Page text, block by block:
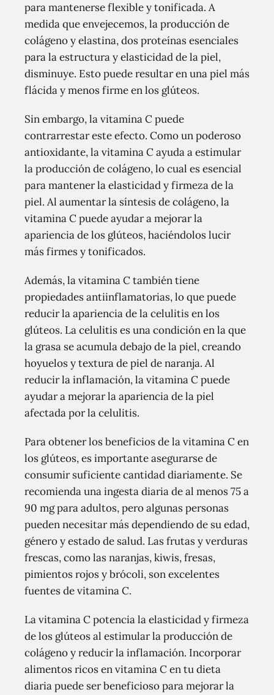
para mantenerse flexible y tonificada. A
medida que envejecemos, la producción de
colágeno y elastina, dos proteínas esenciales
para la estructura y elasticidad de la piel,
disminuye. Esto puede resultar en una piel más
flácida y menos firme en los glúteos.
Sin embargo, la vitamina C puede
contrarrestar este efecto. Como un poderoso
antioxidante, la vitamina C ayuda a estimular
la producción de colágeno, lo cual es esencial
para mantener la elasticidad y firmeza de la
piel. Al aumentar la síntesis de colágeno, la
vitamina C puede ayudar a mejorar la
apariencia de los glúteos, haciéndolos lucir
más firmes y tonificados.
Además, la vitamina C también tiene
propiedades antiinflamatorias, lo que puede
reducir la apariencia de la celulitis en los
glúteos. La celulitis es una condición en la que
la grasa se acumula debajo de la piel, creando
hoyuelos y textura de piel de naranja. Al
reducir la inflamación, la vitamina C puede
ayudar a mejorar la apariencia de la piel
afectada por la celulitis.
Para obtener los beneficios de la vitamina C en
los glúteos, es importante asegurarse de
consumir suficiente cantidad diariamente. Se
recomienda una ingesta diaria de al menos 75 a
90 mg para adultos, pero algunas personas
pueden necesitar más dependiendo de su edad,
género y estado de salud. Las frutas y verduras
frescas, como las naranjas, kiwis, fresas,
pimientos rojos y brócoli, son excelentes
fuentes de vitamina C.
La vitamina C potencia la elasticidad y firmeza
de los glúteos al estimular la producción de
colágeno y reducir la inflamación. Incorporar
alimentos ricos en vitamina C en tu dieta
diaria puede ser beneficioso para mejorar la